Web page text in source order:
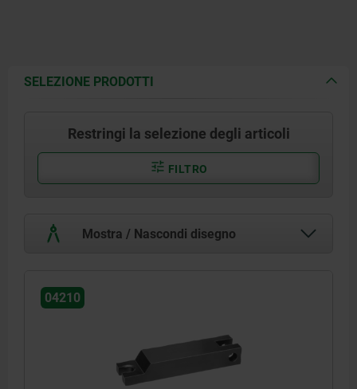
SELEZIONE PRODOTTI
Restringi la selezione degli articoli
FILTRO
Mostra / Nascondi disegno
04210